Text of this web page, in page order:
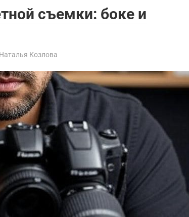
съемки: боке и
Наталья Козлова